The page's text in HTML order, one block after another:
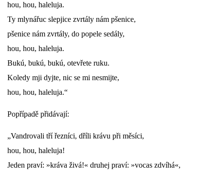
hou, hou, haleluja.
Ty mlynářuc slepjice zvrtály nám pšenice,
pšenice nám zvrtály, do popele sedály,
hou, hou, haleluja.
Bukú, bukú, bukú, otevřete ruku.
Koledy mji dyjte, nic se mi nesmijte,
hou, hou, haleluja.“
Popřípadě přidávají:
„Vandrovali tří řezníci, dříli krávu při měsíci,
hou, hou, haleluja!
Jeden praví: »kráva živá!« druhej praví: »vocas zdvíhá«,